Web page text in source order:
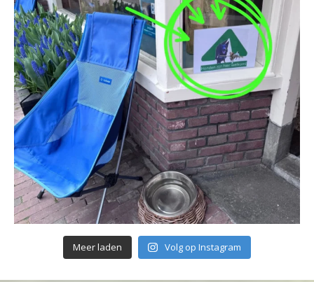
Meer laden Volg op Instagram